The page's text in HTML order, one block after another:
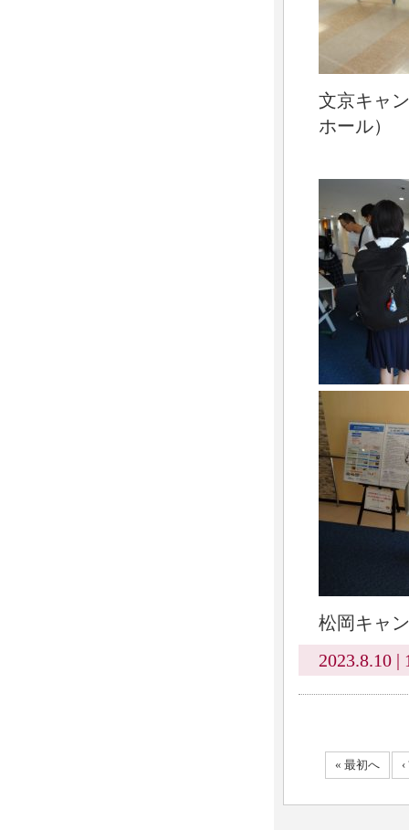
文京キャ
ホール）
松岡キャ
2023.8.10 |
« 最初へ